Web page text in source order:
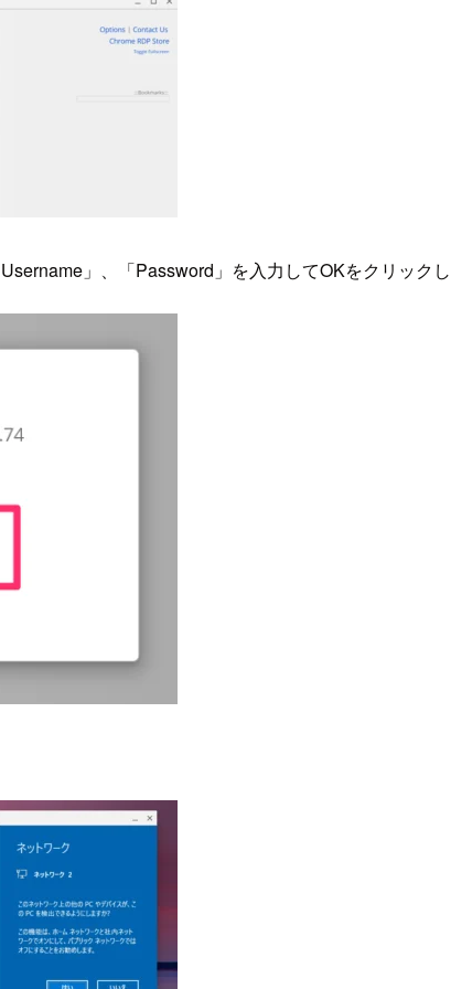
」、「Password」を入力してOKをクリック